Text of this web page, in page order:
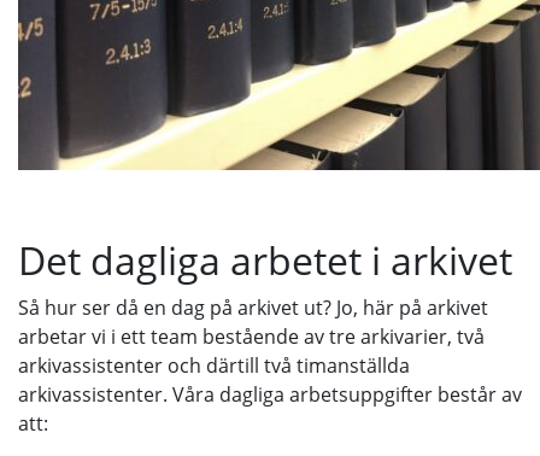
Det dagliga arbetet i arkivet
Så hur ser då en dag på arkivet ut? Jo, här på arkivet
arbetar vi i ett team bestående av tre arkivarier, två
arkivassistenter och därtill två timanställda
arkivassistenter. Våra dagliga arbetsuppgifter består av
att: